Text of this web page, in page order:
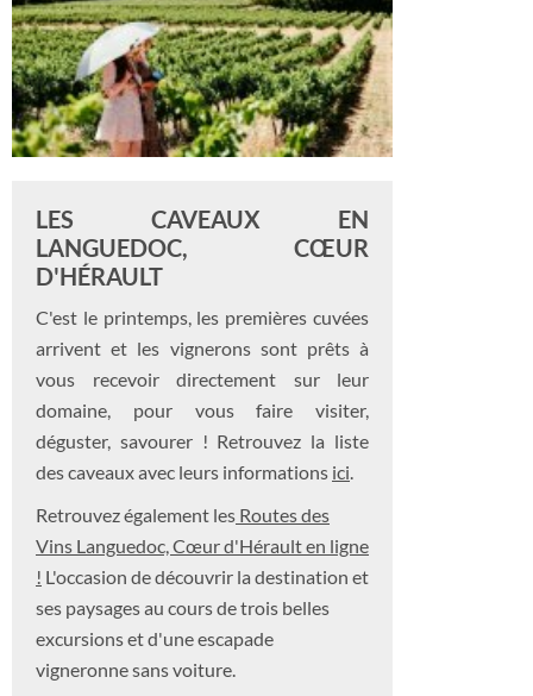
LES CAVEAUX EN
LANGUEDOC, CŒUR
D'HÉRAULT
C'est le printemps, les premières cuvées
arrivent et les vignerons sont prêts à
vous recevoir directement sur leur
domaine, pour vous faire visiter,
déguster, savourer ! Retrouvez la liste
des caveaux avec leurs informations ici.
Retrouvez également les Routes des
Vins Languedoc, Cœur d'Hérault en ligne
! L'occasion de découvrir la destination et
ses paysages au cours de trois belles
excursions et d'une escapade
vigneronne sans voiture.